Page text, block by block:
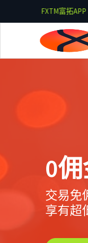
FXTM富拓
0
交易免
享有超